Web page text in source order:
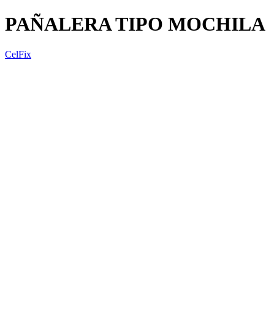
PAÑALERA TIPO MOCHILA
CelFix